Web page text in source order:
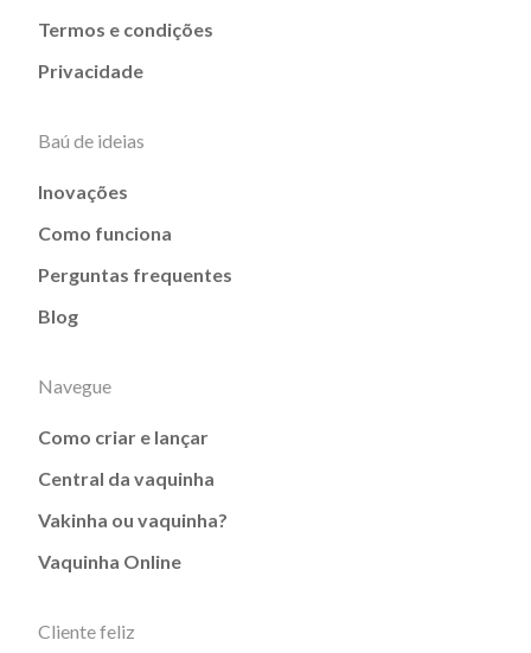
Termos e condições
Privacidade
Baú de ideias
Inovações
Como funciona
Perguntas frequentes
Blog
Navegue
Como criar e lançar
Central da vaquinha
Vakinha ou vaquinha?
Vaquinha Online
Cliente feliz